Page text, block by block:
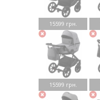
15599 грн.
15599 грн.